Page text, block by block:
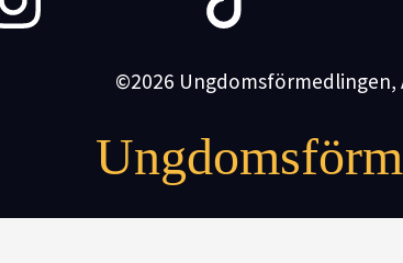
©2026 Ungdomsförmedlingen,